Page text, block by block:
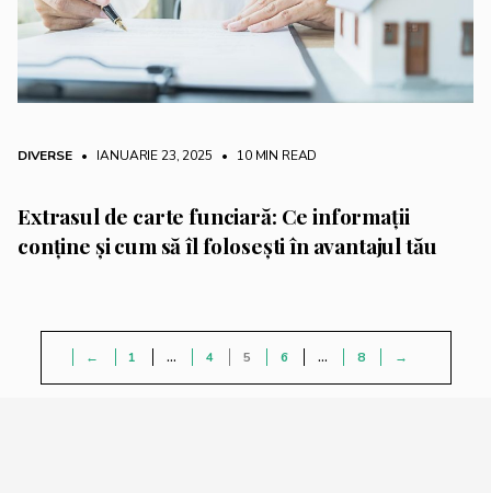
DIVERSE • IANUARIE 23, 2025 • 10 MIN READ
Extrasul de carte funciară: Ce informații
conține și cum să îl folosești în avantajul tău
← 1 … 4 5 6 … 8 →